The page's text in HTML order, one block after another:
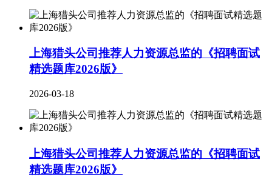
上海猎头公司推荐人力资源总监的《招聘面试
精选题库2026版》
2026-03-18
上海猎头公司推荐人力资源总监的《招聘面试
精选题库2026版》